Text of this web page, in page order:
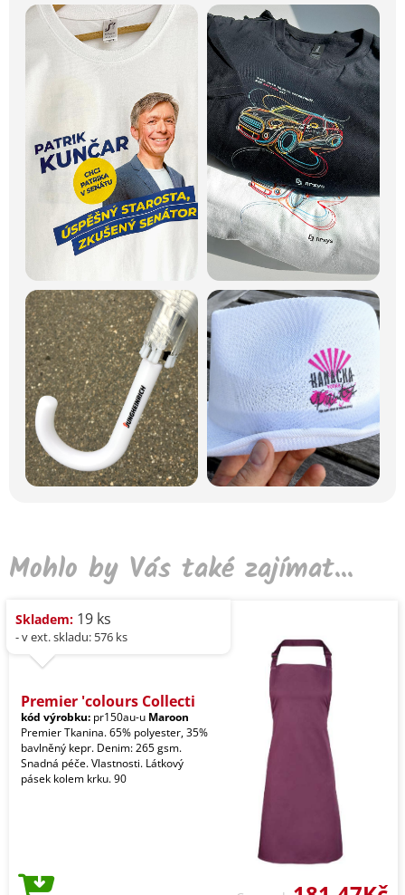
Mohlo by Vás také zajímat...
Skladem: 19 ks
- v ext. skladu: 576 ks
Premier 'colours Collecti
kód výrobku: pr150au-u Maroon
Premier Tkanina. 65% polyester, 35%
bavlněný kepr. Denim: 265 gsm.
Snadná péče. Vlastnosti. Látkový
pásek kolem krku. 90